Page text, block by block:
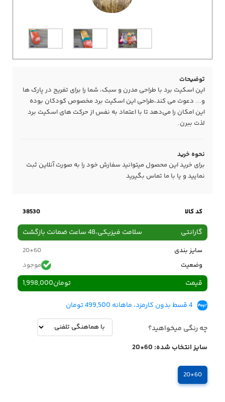
توضیحات
این اسکیت برد با طراحی مدرن و سبک، شما را برای تفریح در پارک ها
و... دعوت می کند،طراحی این اسکیت برد مخصوص کودکان بوده
این امکان را می‌دهد تا با اعتماد به نفس از حرکت های اسکیت برد
لذت ببرن.
نحوه خرید
برای خرید این محصول میتوانید سفارش خود را به صورت آنلاین ثبت
نمایید و یا با ما تماس بگیرید
کد کالا 38530
گارانتی سلامت فیزیکی،48 ساعت ضمانت بازگشت
سایز بندی
60*20
وضعیت
موجود
قیمت 1,998,000تومان
4 قسط بدون کارمزد، ماهانه 499,500 تومان
چه رنگی میخواهید؟
سایز انتخاب شده: 60*20
60*20